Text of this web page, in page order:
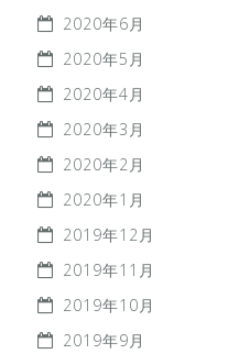
2020年6月
2020年5月
2020年4月
2020年3月
2020年2月
2020年1月
2019年12月
2019年11月
2019年10月
2019年9月